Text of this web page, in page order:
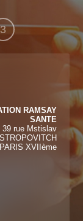
3
RAMSAY
SANTE
39 rue Mstislav
XVIIème